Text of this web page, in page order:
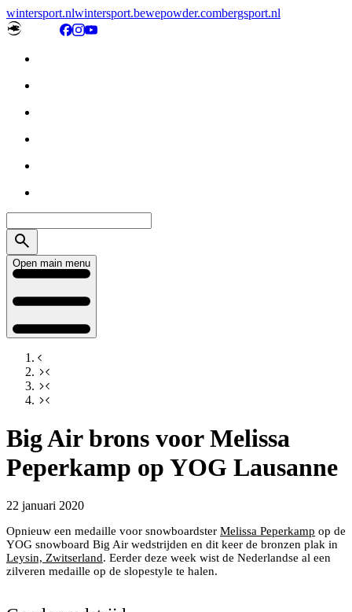
wintersport.nlwintersport.bewepowder.combergsport.nl
Open main menu
Big Air brons voor Melissa
Peperkamp op YOG Lausanne
22 januari 2020
Opnieuw een medaille voor snowboardster Melissa Peperkamp op de
YOG snowboard Big Air wedstrijden en dit keer de bronzen plak in
Leysin, Zwitserland. Eerder deze week wist de Nederlandse al een
zilveren medaille op de slopestyle te halen.
Melissa Peperkamp pakt brons op Big Air YOG 2020.